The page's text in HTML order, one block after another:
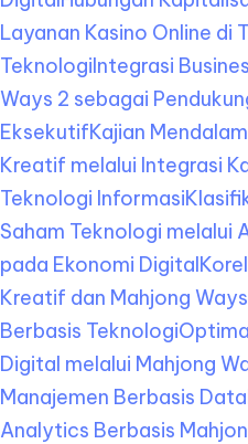
Layanan Kasino Online di
TeknologiIntegrasi
Ways 2 sebagai
EksekutifKajian
Kreatif melalui Integrasi
Teknologi Informasi
Saham Teknologi melalui
pada Ekonomi Digital
Kreatif dan Mahjong
Berbasis Teknologi
Digital melalui Mahjong
Manajemen Berbasis Data
Analytics Berbasis